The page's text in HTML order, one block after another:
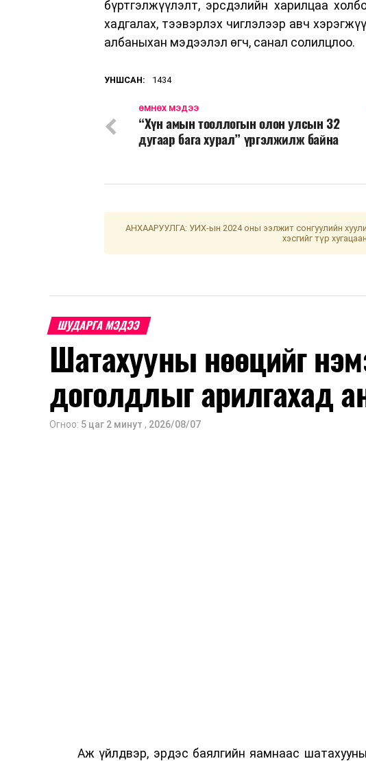
бүртгэлжүүлэлт, эрсдэлийн харилцаа
хадгалах, тээвэрлэх чиглэлээр авч
албаныхан мэдээлэл өгч, санал солилцлоо.
УНШСАН: 1434
ӨМНӨХ МЭДЭЭ
“Хүн амын тооллогын олон улсын 32
дугаар бага хурал” үргэлжилж байна
АНХААРУУЛГА: УИХ-ын 2024 оны ээлжит сонгуулийн
хэсгийг түр
ШУДАРГА МЭДЭЭ
Шатахууны нөөцийг
доголдлыг арилгахад
Огноо: 5 цаг 2 минут , 2026/08/07
Аж үйлдвэр, эрдэс баялгийн яамнаас